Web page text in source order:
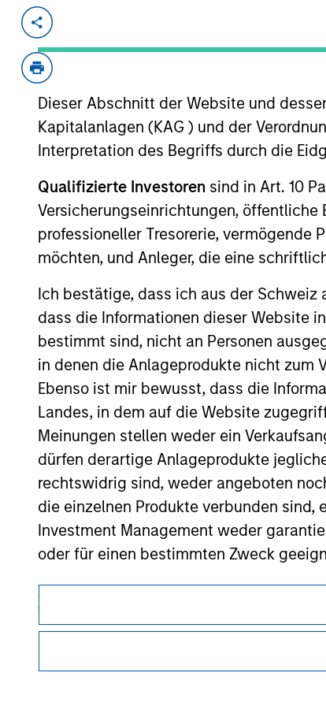
Dieser Abschnitt der Website und
Kapitalanlagen (KAG ) und der
Interpretation des Begriffs durch die
Qualifizierte Investoren sind in Art. 10
Versicherungseinrichtungen, öffentliche
professioneller Tresorerie, vermögende
möchten, und Anleger, die eine
Ich bestätige, dass ich aus der Schweiz
dass die Informationen dieser Website
bestimmt sind, nicht an Personen
in denen die Anlageprodukte nicht zum
Ebenso ist mir bewusst, dass die
Landes, in dem auf die Website
Meinungen stellen weder ein
dürfen derartige Anlageprodukte
rechtswidrig sind, weder angeboten
die einzelnen Produkte verbunden
Investment Management weder
oder für einen bestimmten Zweck
Anträge für Anteile in den auf der
Verkaufsprospekt, Jahres- und
Die auf der Website dargelegten
(das hierbei alle angemessene Sorgfalt
Aug 2017
A leading online marketplace
View Current Employment
View Site
As of July 25, 2025. The above is
resulted in positive performance (for
above are the property of their
only as a convenience and the
monitoring by us of any information
or your use of such site.
Morgan
Morgan
Dieses Dokument ist ein Marketingdokument.
Nutzer müssen die Nutzungsbedingungen lesen und
regulatorische Auflagen enthalten sind, die für die
von Morgan Stanley Investment Management gelten.